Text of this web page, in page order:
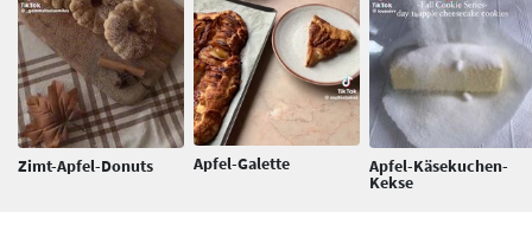
Zimt-Apfel-Donuts Apfel-Galette Apfel-Käsekuchen-
Kekse